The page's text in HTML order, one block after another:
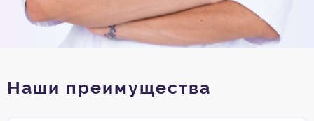
Наши преимущества